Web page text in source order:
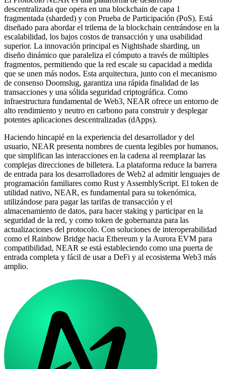
descentralizada que opera en una blockchain de capa 1
fragmentada (sharded) y con Prueba de Participación (PoS). Está
diseñado para abordar el trilema de la blockchain centrándose en la
escalabilidad, los bajos costos de transacción y una usabilidad
superior. La innovación principal es Nightshade sharding, un
diseño dinámico que paraleliza el cómputo a través de múltiples
fragmentos, permitiendo que la red escale su capacidad a medida
que se unen más nodos. Esta arquitectura, junto con el mecanismo
de consenso Doomslug, garantiza una rápida finalidad de las
transacciones y una sólida seguridad criptográfica. Como
infraestructura fundamental de Web3, NEAR ofrece un entorno de
alto rendimiento y neutro en carbono para construir y desplegar
potentes aplicaciones descentralizadas (dApps).
Haciendo hincapié en la experiencia del desarrollador y del
usuario, NEAR presenta nombres de cuenta legibles por humanos,
que simplifican las interacciones en la cadena al reemplazar las
complejas direcciones de billetera. La plataforma reduce la barrera
de entrada para los desarrolladores de Web2 al admitir lenguajes de
programación familiares como Rust y AssemblyScript. El token de
utilidad nativo, NEAR, es fundamental para su tokenómica,
utilizándose para pagar las tarifas de transacción y el
almacenamiento de datos, para hacer staking y participar en la
seguridad de la red, y como token de gobernanza para las
actualizaciones del protocolo. Con soluciones de interoperabilidad
como el Rainbow Bridge hacia Ethereum y la Aurora EVM para
compatibilidad, NEAR se está estableciendo como una puerta de
entrada completa y fácil de usar a DeFi y al ecosistema Web3 más
amplio.